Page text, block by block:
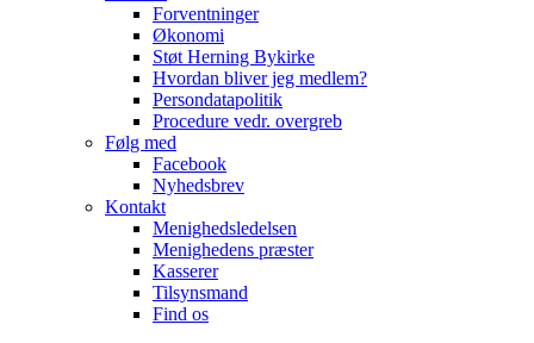
Forventninger
Økonomi
Støt Herning Bykirke
Hvordan bliver jeg medlem?
Persondatapolitik
Procedure vedr. overgreb
Følg med
Facebook
Nyhedsbrev
Kontakt
Menighedsledelsen
Menighedens præster
Kasserer
Tilsynsmand
Find os